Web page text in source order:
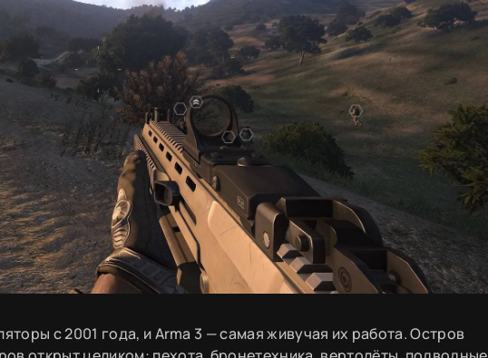
с 2001 года, и Arma 3 — самая живучая их работа. Остров